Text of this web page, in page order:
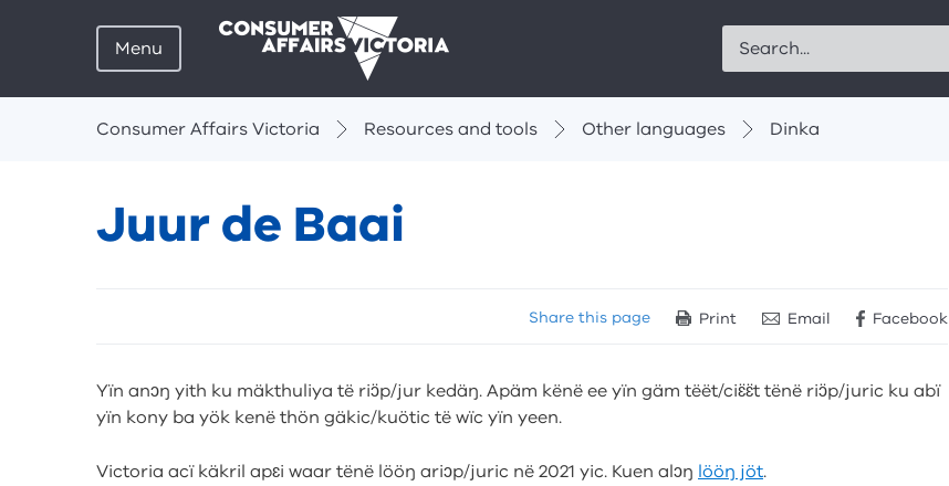
Menu Search
Consumer Affairs Victoria
Resources and tools Other languages Dinka
Juur de Baai
tools
Share this page Print Email Facebook
Yïn anɔŋ yith ku mäkthuliya të riɔ̈p/jur kedäŋ. Apäm kënë ee yïn gäm tëët/ciɛ̈ɛ̈t tënë riɔ̈p/juric ku abï
yïn kony ba yök kenë thön gäkic/kuötic të wïc yïn yeen.
Victoria acï käkril apɛi waar tënë lööŋ ariɔp/juric në 2021 yic. Kuen alɔŋ lööŋ jöt.